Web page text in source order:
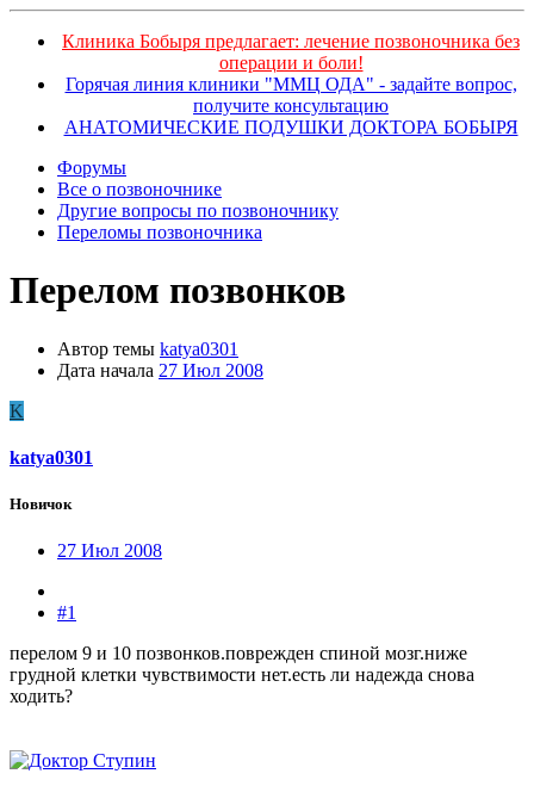
Клиника Бобыря предлагает: лечение позвоночника без
операции и боли!
Горячая линия клиники "ММЦ ОДА" - задайте вопрос,
получите консультацию
АНАТОМИЧЕСКИЕ ПОДУШКИ ДОКТОРА БОБЫРЯ
Форумы
Все о позвоночнике
Другие вопросы по позвоночнику
Переломы позвоночника
Перелом позвонков
Автор темы katya0301
Дата начала 27 Июл 2008
K
katya0301
Новичок
27 Июл 2008
#1
перелом 9 и 10 позвонков.поврежден спиной мозг.ниже
грудной клетки чувствимости нет.еcть ли надежда снова
ходить?